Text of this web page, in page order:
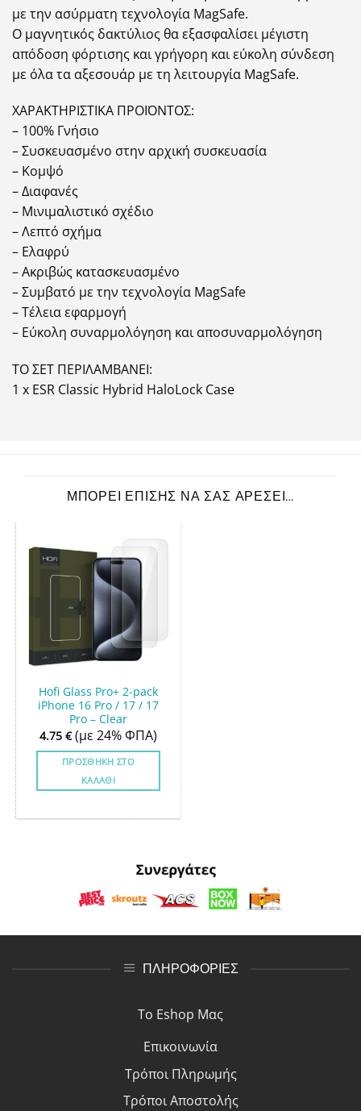
με την ασύρματη τεχνολογία MagSafe.
Ο μαγνητικός δακτύλιος θα εξασφαλίσει μέγιστη
απόδοση φόρτισης και γρήγορη και εύκολη σύνδεση
με όλα τα αξεσουάρ με τη λειτουργία MagSafe.
ΧΑΡΑΚΤΗΡΙΣΤΙΚΑ ΠΡΟΪΟΝΤΟΣ:
– 100% Γνήσιο
– Συσκευασμένο στην αρχική συσκευασία
– Κομψό
– Διαφανές
– Μινιμαλιστικό σχέδιο
– Λεπτό σχήμα
– Ελαφρύ
– Ακριβώς κατασκευασμένο
– Συμβατό με την τεχνολογία MagSafe
– Τέλεια εφαρμογή
– Εύκολη συναρμολόγηση και αποσυναρμολόγηση
ΤΟ ΣΕΤ ΠΕΡΙΛΑΜΒΑΝΕΙ:
1 x ESR Classic Hybrid HaloLock Case
ΜΠΟΡΕΊ ΕΠΊΣΗΣ ΝΑ ΣΑΣ ΑΡΈΣΕΙ…
Hofi Glass Pro+ 2-pack
iPhone 16 Pro / 17 / 17
Pro – Clear
4.75 € (με 24% ΦΠΑ)
ΠΡΟΣΘΉΚΗ ΣΤΟ
ΚΑΛΆΘΙ
ΠΛΗΡΟΦΟΡΙΕΣ
Το Eshop Μας
Επικοινωνία
Τρόποι Πληρωμής
Τρόποι Αποστολής